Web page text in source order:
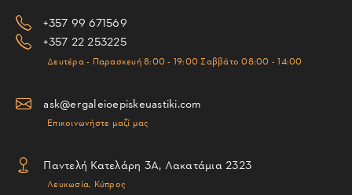
+357 99 671569
+357 22 253225
Δευτέρα - Παρασκευή 8:00 - 19:00 Σαββάτο 08:00 - 14:00
ask@ergaleioepiskeuastiki.com
Επικοινωνήστε μαζί μας
Παντελή Κατελάρη 3Α, Λακατάμια 2323
Λευκωσία, Κύπρος